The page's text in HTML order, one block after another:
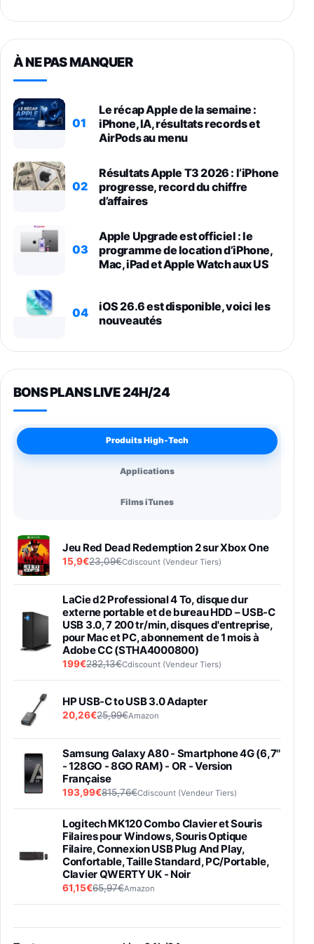
À NE PAS MANQUER
01
Le récap Apple de la semaine :
iPhone, IA, résultats records et
AirPods au menu
02
Résultats Apple T3 2026 : l’iPhone
progresse, record du chiffre
d’affaires
03
Apple Upgrade est officiel : le
programme de location d’iPhone,
Mac, iPad et Apple Watch aux US
04
iOS 26.6 est disponible, voici les
nouveautés
BONS PLANS LIVE 24H/24
Produits High-Tech
Applications
Films iTunes
Jeu Red Dead Redemption 2 sur Xbox One
15,9€23,09€Cdiscount (Vendeur Tiers)
LaCie d2 Professional 4 To, disque dur
externe portable et de bureau HDD – USB-C
USB 3.0, 7 200 tr/min, disques d'entreprise,
pour Mac et PC, abonnement de 1 mois à
Adobe CC (STHA4000800)
199€282,13€Cdiscount (Vendeur Tiers)
HP USB-C to USB 3.0 Adapter
20,26€25,99€Amazon
Samsung Galaxy A80 - Smartphone 4G (6,7''
- 128GO - 8GO RAM) - OR - Version
Française
193,99€815,76€Cdiscount (Vendeur Tiers)
Logitech MK120 Combo Clavier et Souris
Filaires pour Windows, Souris Optique
Filaire, Connexion USB Plug And Play,
Confortable, Taille Standard, PC/Portable,
Clavier QWERTY UK - Noir
61,15€65,97€Amazon
entraénement direct 3 vitesses (33-45-78